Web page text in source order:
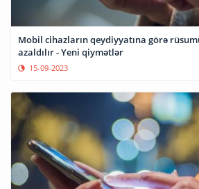
Mobil cihazların qeydiyyatına görə
azaldılır - Yeni qiymətlər
15-09-2023